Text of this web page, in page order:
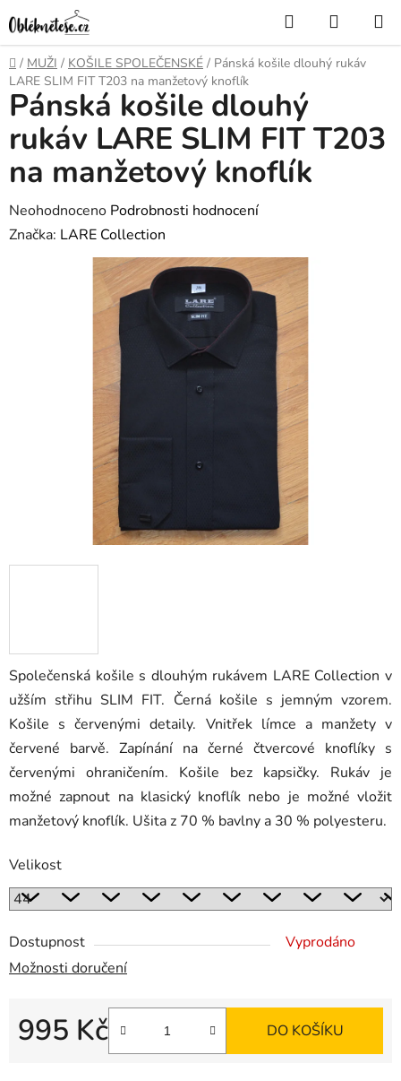
na
obsah
Hledat
KOŠÍK
Domů
/ MUŽI / KOŠILE SPOLEČENSKÉ / Pánská košile dlouhý rukáv
LARE SLIM FIT T203 na manžetový knoflík
Společenská košile s dlouhým rukávem LARE Collection v
užším střihu SLIM FIT. Černá košile s jemným vzorem.
Košile s červenými detaily. Vnitřek límce a manžety v
červené barvě. Zapínání na černé čtvercové knoflíky s
červenými ohraničením. Košile bez kapsičky. Rukáv je
možné zapnout na klasický knoflík nebo je možné vložit
manžetový knoflík. Ušita z 70 % bavlny a 30 % polyesteru.
Velikost
Dostupnost
Vyprodáno
Možnosti doručení
995 Kč DO KOŠÍKU
Pánská košile dlouhý
rukáv LARE SLIM FIT T203
na manžetový knoflík
Průměrné
hodnocení
Neohodnoceno Podrobnosti hodnocení
Značka: LARE Collection